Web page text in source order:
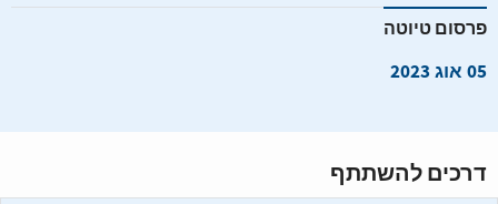
פרסום טיוטה
05 אוג 2023
דרכים להשתתף